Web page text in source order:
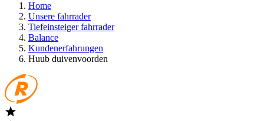
Home
Unsere fahrrader
Tiefeinsteiger fahrrader
Balance
Kundenerfahrungen
Huub duivenvoorden